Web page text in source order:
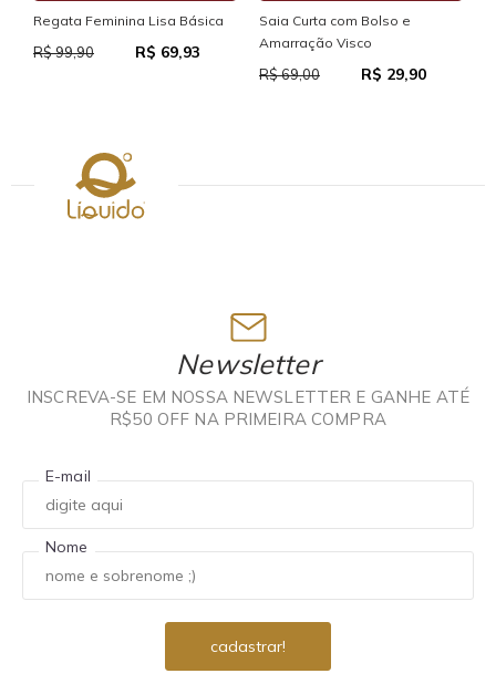
Regata Feminina Lisa Básica
R$ 99,90 R$ 69,93
Saia Curta com Bolso e
Amarração Visco
R$ 69,00 R$ 29,90
Newsletter
INSCREVA-SE EM NOSSA NEWSLETTER E GANHE ATÉ
R$50 OFF NA PRIMEIRA COMPRA
E-mail
Nome